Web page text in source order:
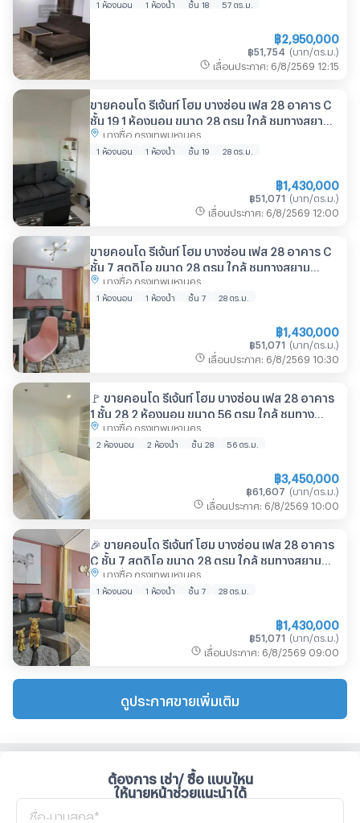
ทีมงานมืออาชีพ ✅
1 ห้องนอน 1 ห้องน้ำ ชั้น 18 57 ตร.ม.
฿2,950,000
฿51,754 (บาท/ตร.ม. )
เลื่อนประกาศ : 6/8/2569 12:15
ขายคอนโด รีเจ้นท์ โฮม บางซ่อน เฟส 28 อาคาร C
ชั้น 19 1 ห้องนอน ขนาด 28 ตรม ใกล้ ชุมทางสยาม
มาร์เก็ต
บางซื่อ กรุงเทพมหานคร
1 ห้องนอน 1 ห้องน้ำ ชั้น 19 28 ตร.ม.
฿1,430,000
฿51,071 (บาท/ตร.ม. )
เลื่อนประกาศ : 6/8/2569 12:00
ขายคอนโด รีเจ้นท์ โฮม บางซ่อน เฟส 28 อาคาร C
ชั้น 7 สตูดิโอ ขนาด 28 ตรม ใกล้ ชุมทางสยาม
มาร์เก็ต
บางซื่อ กรุงเทพมหานคร
1 ห้องนอน 1 ห้องน้ำ ชั้น 7 28 ตร.ม.
฿1,430,000
฿51,071 (บาท/ตร.ม. )
เลื่อนประกาศ : 6/8/2569 10:30
🚩 ขายคอนโด รีเจ้นท์ โฮม บางซ่อน เฟส 28 อาคาร
1 ชั้น 28 2 ห้องนอน ขนาด 56 ตรม ใกล้ ชุมทาง
สยามมาร์เก็ต
บางซื่อ กรุงเทพมหานคร
2 ห้องนอน 2 ห้องน้ำ ชั้น 28 56 ตร.ม.
฿3,450,000
฿61,607 (บาท/ตร.ม. )
เลื่อนประกาศ : 6/8/2569 10:00
🎉 ขายคอนโด รีเจ้นท์ โฮม บางซ่อน เฟส 28 อาคาร
C ชั้น 7 สตูดิโอ ขนาด 28 ตรม ใกล้ ชุมทางสยาม
มาร์เก็ต
บางซื่อ กรุงเทพมหานคร
1 ห้องนอน 1 ห้องน้ำ ชั้น 7 28 ตร.ม.
฿1,430,000
฿51,071 (บาท/ตร.ม. )
เลื่อนประกาศ : 6/8/2569 09:00
ดูประกาศขายเพิ่มเติม
ต้องการ เช่า/ ซื้อ แบบไหน
ให้นายหน้าช่วยแนะนำได้